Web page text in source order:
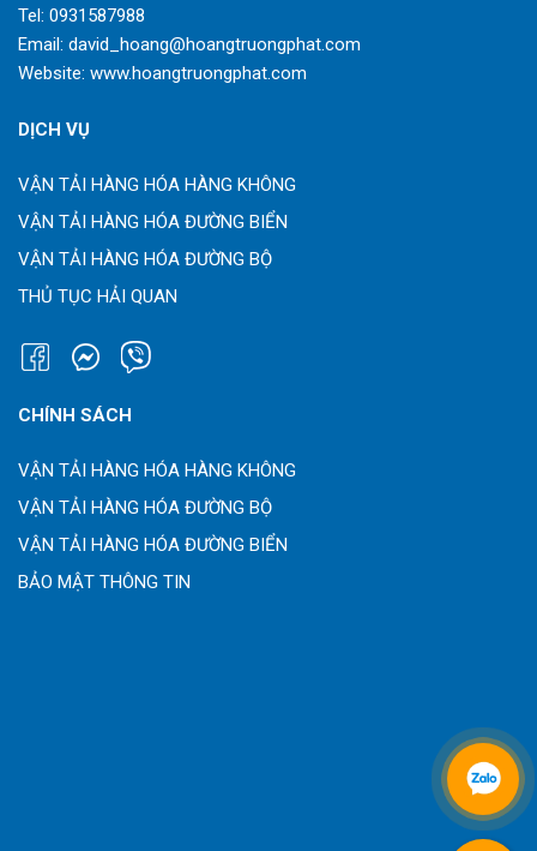
Tel: 0931587988
Email: david_hoang@hoangtruongphat.com
Website: www.hoangtruongphat.com
DỊCH VỤ
VẬN TẢI HÀNG HÓA HÀNG KHÔNG
VẬN TẢI HÀNG HÓA ĐƯỜNG BIỂN
VẬN TẢI HÀNG HÓA ĐƯỜNG BỘ
THỦ TỤC HẢI QUAN
CHÍNH SÁCH
VẬN TẢI HÀNG HÓA HÀNG KHÔNG
VẬN TẢI HÀNG HÓA ĐƯỜNG BỘ
VẬN TẢI HÀNG HÓA ĐƯỜNG BIỂN
BẢO MẬT THÔNG TIN